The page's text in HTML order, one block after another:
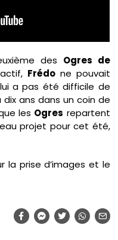
des Ogres de
Frédo ne pouvait
a pas été difficile de
ans dans un coin de
les Ogres repartent
projet pour cet été,
la prise d’images et le